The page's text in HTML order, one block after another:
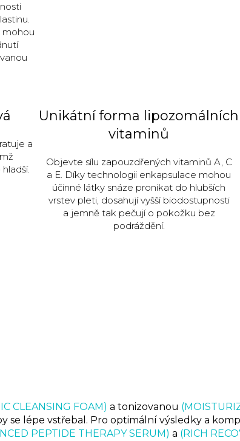
mohou
a
Unikátní forma lipozomálních
vitaminů
Objevte sílu zapouzdřených vitaminů A, C
a E. Díky technologii enkapsulace mohou
účinné látky snáze pronikat do hlubších
vrstev pleti, dosahují vyšší biodostupnosti
a jemně tak pečují o pokožku bez
podráždění.
CLEANSING FOAM) a tonizovanou
se lépe vstřebal. Pro optimální výsledky a
PEPTIDE THERAPY SERUM) a (RICH